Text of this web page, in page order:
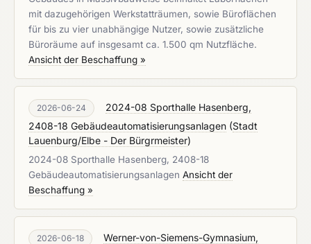
mit dazugehörigen Werkstatträumen, sowie Büroflächen
für bis zu vier unabhängige Nutzer, sowie zusätzliche
Büroräume auf insgesamt ca. 1.500 qm Nutzfläche.
Ansicht der Beschaffung »
2026-06-24
2024-08 Sporthalle Hasenberg,
2408-18 Gebäudeautomatisierungsanlagen (Stadt
Lauenburg/Elbe - Der Bürgrmeister)
2024-08 Sporthalle Hasenberg, 2408-18
Gebäudeautomatisierungsanlagen Ansicht der
Beschaffung »
2026-06-18
Werner-von-Siemens-Gymnasium,